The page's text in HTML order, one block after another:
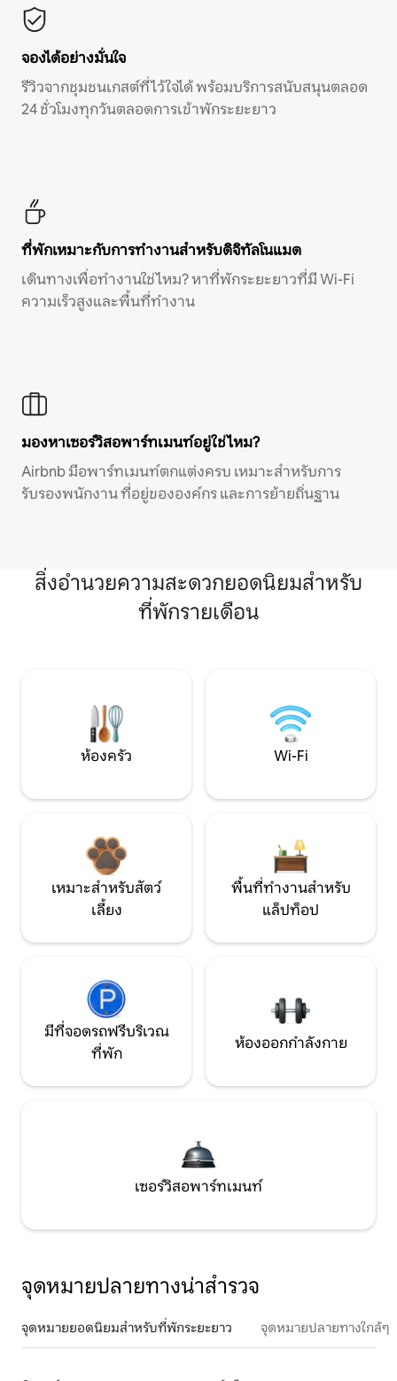
จองได้อย่างมั่นใจ
รีวิวจากชุมชนเกสต์ที่ไว้ใจได้ พร้อมบริการสนับสนุนตลอด
24 ชั่วโมงทุกวันตลอดการเข้าพักระยะยาว
ที่พักเหมาะกับการทำงานสำหรับดิจิทัลโนแมด
เดินทางเพื่อทำงานใช่ไหม? หาที่พักระยะยาวที่มี Wi-Fi
ความเร็วสูงและพื้นที่ทำงาน
มองหาเซอร์วิสอพาร์ทเมนท์อยู่ใช่ไหม?
Airbnb มีอพาร์ทเมนท์ตกแต่งครบ เหมาะสำหรับการ
รับรองพนักงาน ที่อยู่ขององค์กร และการย้ายถิ่นฐาน
สิ่งอำนวยความสะดวกยอดนิยมสำหรับ
ที่พักรายเดือน
ห้องครัว Wi-Fi
เหมาะสำหรับสัตว์
เลี้ยง
พื้นที่ทำงานสำหรับ
แล็ปท็อป
มีที่จอดรถฟรีบริเวณ
ที่พัก
ห้องออกกำลังกาย
เซอร์วิสอพาร์ทเมนท์
จุดหมายปลายทางน่าสำรวจ
จุดหมายยอดนิยมสำหรับที่พักระยะยาว จุดหมายปลายทางใกล้ๆ